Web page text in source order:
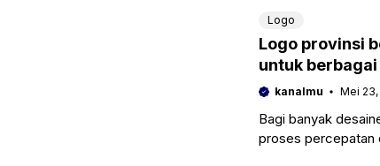
Logo
Logo provinsi
untuk
kanalmu Mei 23,
Bagi banyak
proses percepatan